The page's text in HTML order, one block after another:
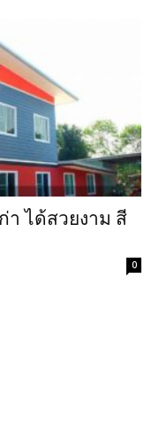
า ได้สวยงาม สี
0